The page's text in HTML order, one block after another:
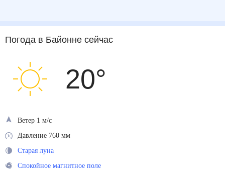
Погода в Байоннесейчас
20°
Ветер 1 м/с
Давление 760 мм
Старая луна
Спокойное магнитное поле